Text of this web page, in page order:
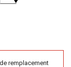
remplacement